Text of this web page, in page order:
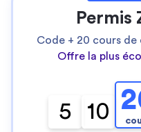
Permis
Code + 20 cours de
Offre la plus
5 10